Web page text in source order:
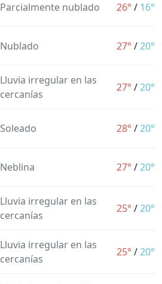
Parcialmente nublado 26° / 16°
Nublado 27° /20°
Lluvia irregular en las
cercanías
27° /20°
Soleado 28° /20°
Neblina 27° /20°
Lluvia irregular en las
cercanías
25° /20°
Lluvia irregular en las
cercanías
25° /20°